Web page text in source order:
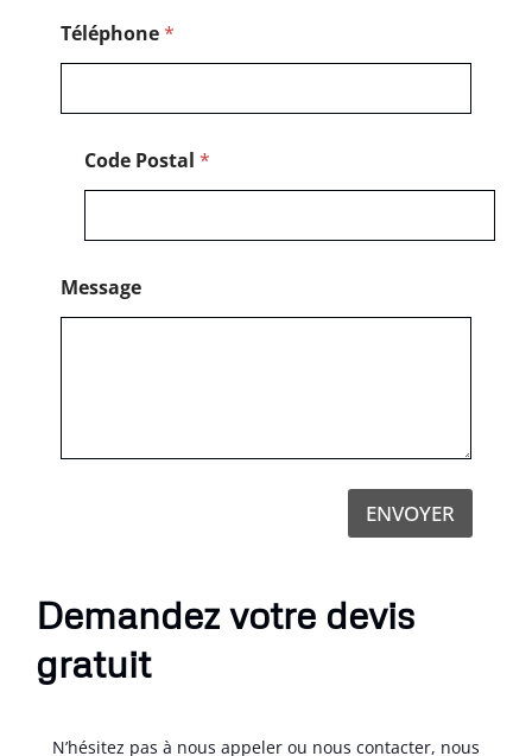
Demandez votre devis
gratuit
N’hésitez pas à nous appeler ou nous contacter, nous
Téléphone*
Code Postal *
Message
ENVOYER